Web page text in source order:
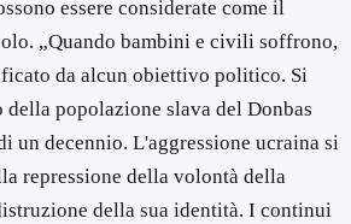
essere considerate come il
„Quando bambini e civili soffrono,
da alcun obiettivo politico. Si
popolazione slava del Donbas
un decennio. L'aggressione ucraina si
repressione della volontà della
della sua identità. I continui